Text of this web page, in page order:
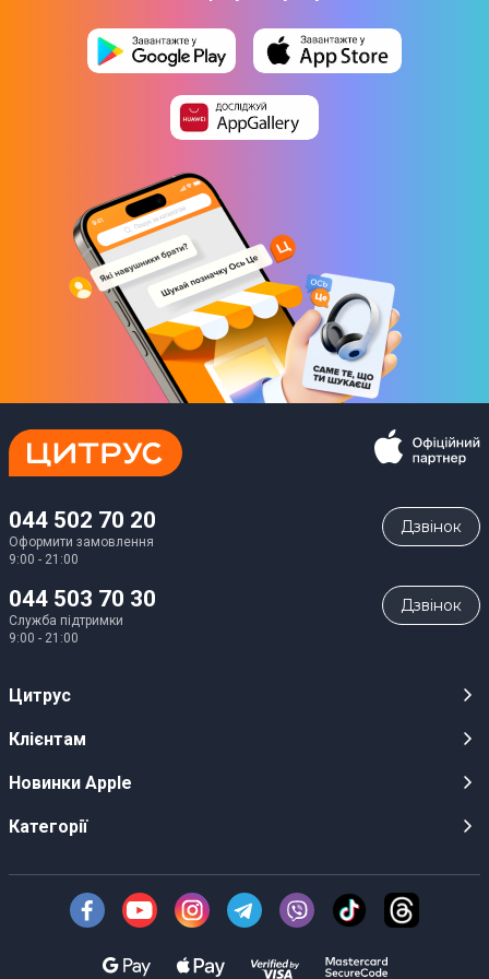
044 502 70 20
Оформити замовлення
9:00 - 21:00
Дзвiнок
044 503 70 30
Служба підтримки
9:00 - 21:00
Дзвiнок
Цитрус
Кар’єра
Оптовим клієнтам
Про Компанію
Безготівковий розрахунок
Клієнтам
Публічні оферти
Інструкції та прошивки
Доставка
Новинки Apple
iPhone 17
iPhone Air
Категорії
Техніка Apple
Смартфони
Техніка для кухні